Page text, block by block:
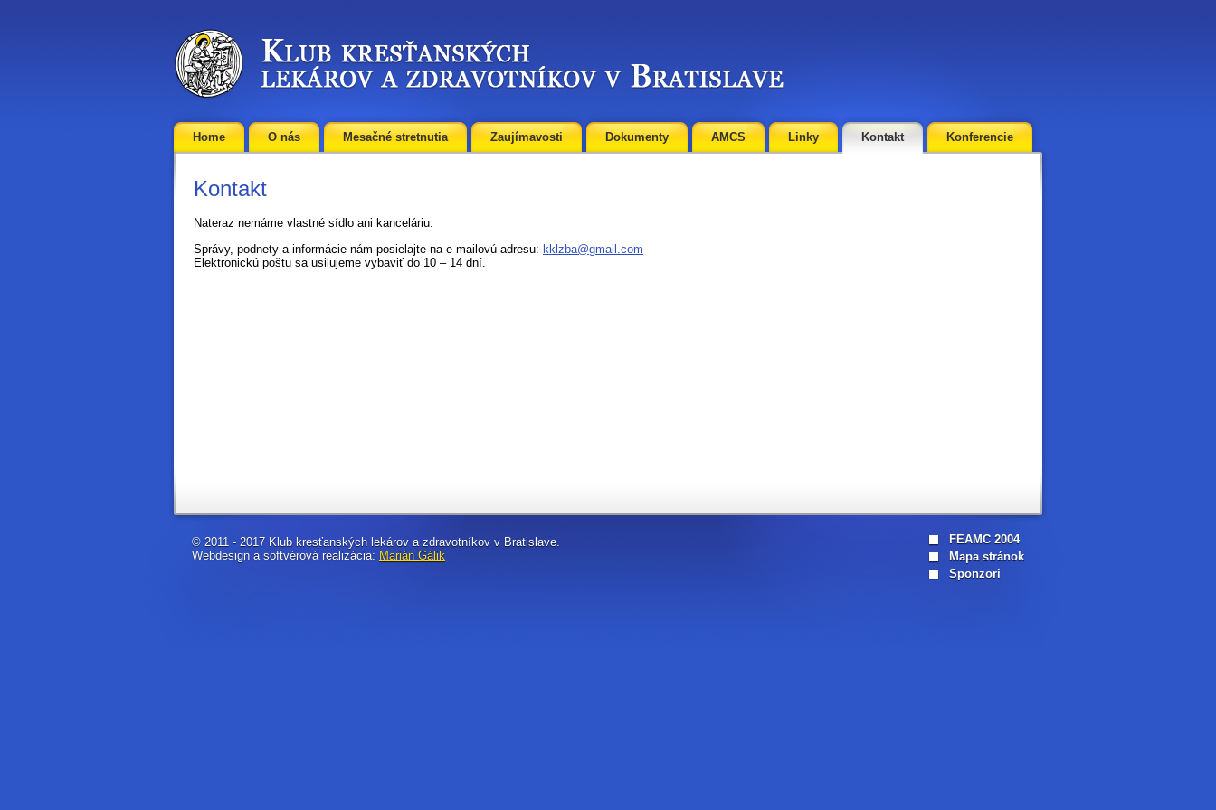
Home O nás Mesačné stretnutia Zaujímavosti Dokumenty AMCS Linky Kontakt Konferencie
Kontakt
Nateraz nemáme vlastné sídlo ani kanceláriu.
Správy, podnety a informácie nám posielajte na e-mailovú adresu: kklzba@gmail.com
Elektronickú poštu sa usilujeme vybaviť do 10 – 14 dní.
FEAMC 2004
Mapa stránok
Sponzori
© 2011 - 2017 Klub kresťanských lekárov a zdravotníkov v Bratislave.
Webdesign a softvérová realizácia: Marián Gálik